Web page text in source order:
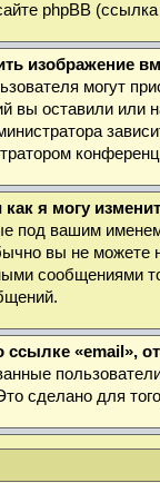
phpBB
изображение
могут
вы оставили или
как я могу
под вашим
вы не можете
сообщениями
ссылке «email»,
сделано для